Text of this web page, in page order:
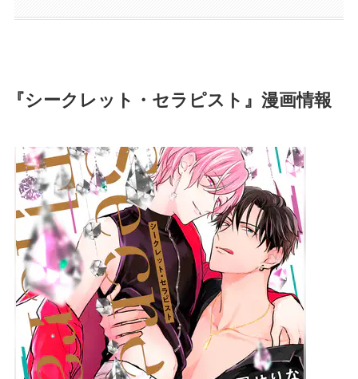
『シークレット・セラピスト』漫画情報